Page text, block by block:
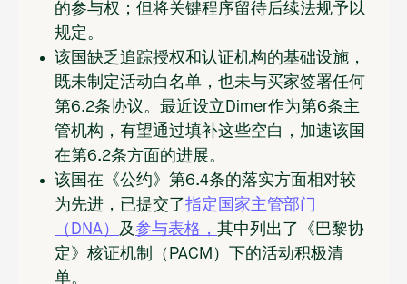
的参与权；但将关键程序留待后续法规予以
规定。
该国缺乏追踪授权和认证机构的基础设施，
既未制定活动白名单，也未与买家签署任何
第6.2条协议。最近设立Dimer作为第6条主
管机构，有望通过填补这些空白，加速该国
在第6.2条方面的进展。
该国在《公约》第6.4条的落实方面相对较
为先进，已提交了 指定国家主管部门
（DNA） 及参与表格， 其中列出了《巴黎协
定》核证机制（PACM）下的活动积极清
单。